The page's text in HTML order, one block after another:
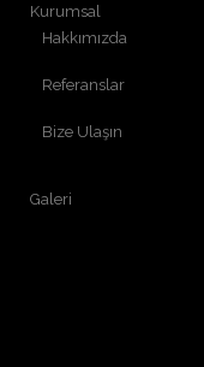
Kurumsal
Hakkımızda
Referanslar
Bize Ulaşın
Galeri